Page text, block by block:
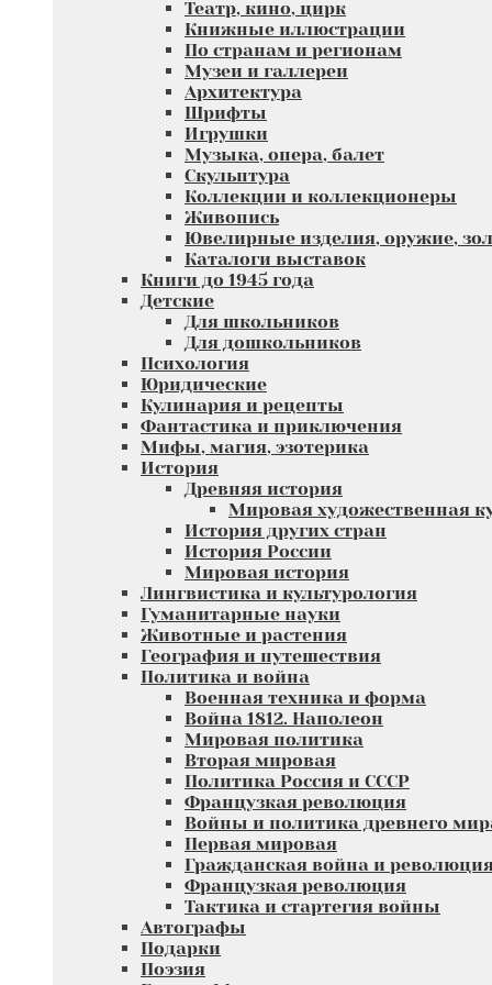
Театр, кино, цирк
Книжные иллюстрации
По странам и регионам
Музеи и галлереи
Архитектура
Шрифты
Игрушки
Музыка, опера, балет
Скульптура
Коллекции и коллекционеры
Живопись
Ювелирные изделия, оружие,
Каталоги выставок
Книги до 1945 года
Детские
Для школьников
Для дошкольников
Психология
Юридические
Кулинария и рецепты
Фантастика и приключения
Мифы, магия, эзотерика
История
Древняя история
Мировая художественная
История других стран
История России
Мировая история
Лингвистика и культурология
Гуманитарные науки
Животные и растения
География и путешествия
Политика и война
Военная техника и форма
Война 1812. Наполеон
Мировая политика
Вторая мировая
Политика Россия и СССР
Французкая революция
Войны и политика древнего
Первая мировая
Гражданская война и
Французкая революция
Тактика и стартегия войны
Автографы
Подарки
Поэзия